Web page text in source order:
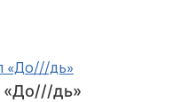
«До///дь»